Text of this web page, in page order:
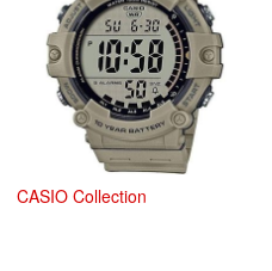
CASIO Collection